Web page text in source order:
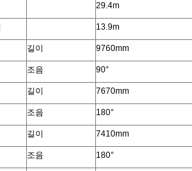
29.4m
13.9m
길이 9760mm
조음 90°
길이 7670mm
조음 180°
길이 7410mm
조음 180°